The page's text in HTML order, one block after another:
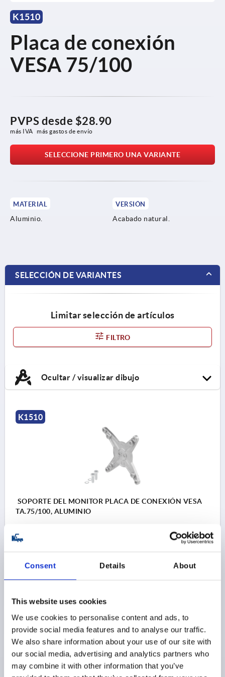
Consent Details About
This website uses cookies
We use cookies to personalise content and ads, to
provide social media features and to analyse our traffic.
We also share information about your use of our site with
our social media, advertising and analytics partners who
may combine it with other information that you’ve
K1510
Placa de conexión
VESA 75/100
PVPS desde $28.90
más IVA más gastos de envío
SELECCIONE PRIMERO UNA VARIANTE
MATERIAL
Aluminio.
VERSIÓN
Acabado natural.
SELECCIÓN DE VARIANTES
Limitar selección de artículos
FILTRO
Ocultar / visualizar dibujo
K1510
SOPORTE DEL MONITOR PLACA DE CONEXIÓN VESA
TA.75/100, ALUMINIO
Referencia:
$28.90
más IVA
DETALLES DEL PRODUCTO
CAD